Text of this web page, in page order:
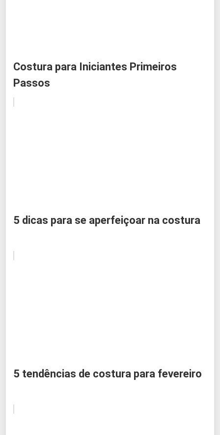
Costura para Iniciantes Primeiros
Passos
5 dicas para se aperfeiçoar na costura
5 tendências de costura para fevereiro